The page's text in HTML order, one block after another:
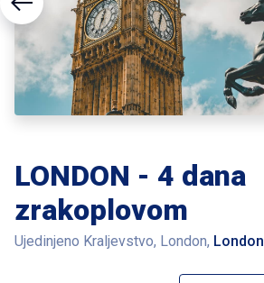
LONDON - 4 dana
zrakoplovom
Ujedinjeno Kraljevstvo, London, London